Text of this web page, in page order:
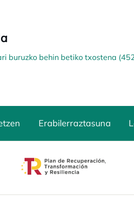
buruzko behin betiko txostena
Erabilerraztasuna
opens in a new tab